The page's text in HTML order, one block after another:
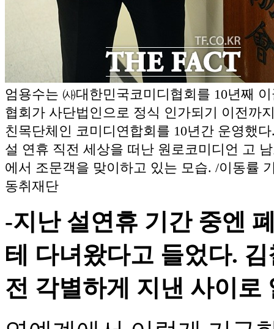
엄용수는 ㈔대한민국코미디협회를 10년째
협회가 사단법인으로 정식 인가되기 이전까
친목단체인 코미디연합회를 10년간 운영했
설 연휴 직전 세상을 떠난 원로코미디언 고
에서 조문객을 맞이하고 있는 모습. /이동률
동취재단
-지난 설연휴 기간 중엔
테 다녀왔다고 들었다.
전 각별하게 지낸 사이로